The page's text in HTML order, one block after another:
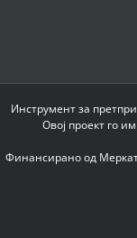
Инструмент за
Овој проект го
Финансирано од